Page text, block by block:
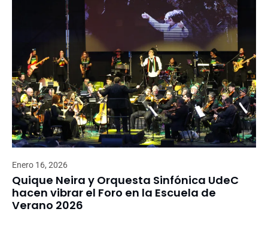
Enero 16, 2026
Quique Neira y Orquesta Sinfónica UdeC
hacen vibrar el Foro en la Escuela de
Verano 2026